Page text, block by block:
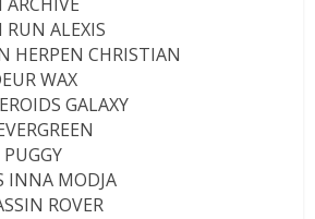
ALEXIS
HERPEN CHRISTIAN
WAX
GALAXY
INNA MODJA
ROVER